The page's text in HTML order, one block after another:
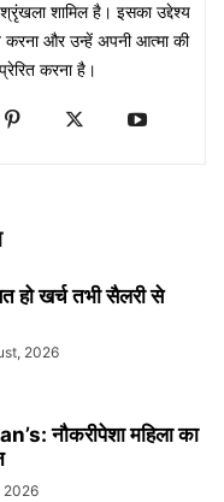
शामिल है। इसका उद्देश्य
और उन्हें अपनी आत्मा की
करना है।
खर्च तभी सैलरी से
2026
नौकरीपेशा महिला का
2026